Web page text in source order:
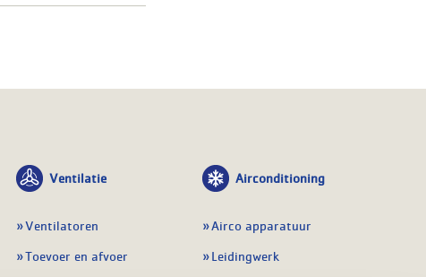
Ventilatie
Ventilatoren
Toevoer en afvoer
Airconditioning
Airco apparatuur
Leidingwerk